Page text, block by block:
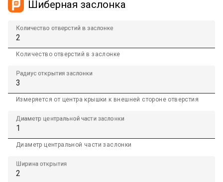
Шиберная заслонка
Количество отверстий в заслонке
Количество отверстий в заслонке
Радиус открытия заслонки
Измеряется от центра крышки к внешней стороне отверстия
Диаметр центральной части заслонки
Диаметр центральной части заслонки
Ширина открытия